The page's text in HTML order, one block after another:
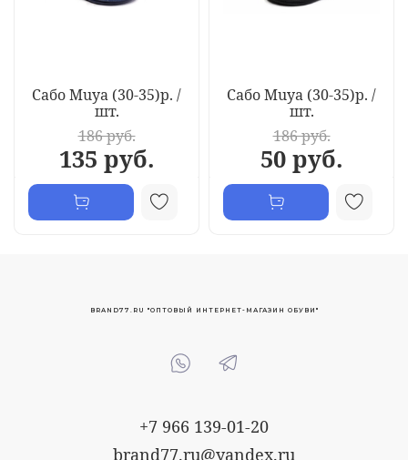
Сабо Muya (30-35)р. /
шт.
186 руб.
135 руб.
Сабо Muya (30-35)р. /
шт.
186 руб.
50 руб.
+7 966 139-01-20
brand77.ru@yandex.ru
BRAND77.RU "ОПТОВЫЙ ИНТЕРНЕТ-МАГАЗИН ОБУВИ"